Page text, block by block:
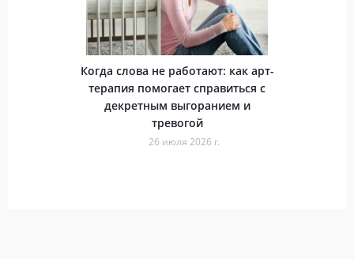
Когда слова не работают: как арт-
терапия помогает справиться с
декретным выгоранием и
тревогой
26 июля 2026 г.